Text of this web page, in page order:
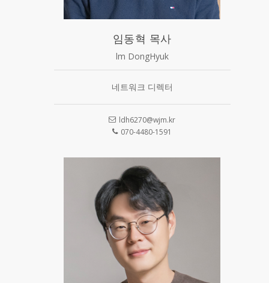
임동혁 목사
lm DongHyuk
네트워크 디렉터
ldh6270@wjm.kr
070-4480-1591